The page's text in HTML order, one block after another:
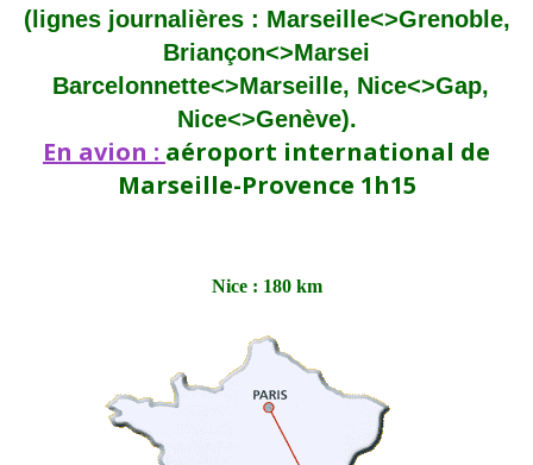
(lignes journalières : Marseille<>Grenoble,
Briançon<>Marsei
Barcelonnette<>Marseille, Nice<>Gap,
Nice<>Genève).
En avion : aéroport international de
Marseille-Provence 1h15
Nice : 180 km